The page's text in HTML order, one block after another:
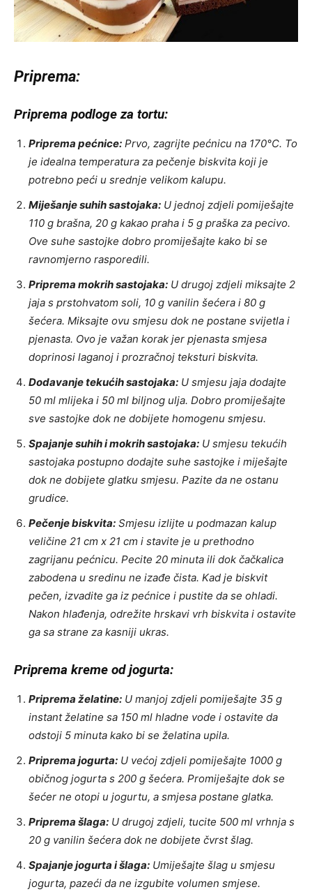
Priprema:
Priprema podloge za tortu:
Priprema pećnice: Prvo, zagrijte pećnicu na 170°C. To
je idealna temperatura za pečenje biskvita koji je
potrebno peći u srednje velikom kalupu.
Miješanje suhih sastojaka: U jednoj zdjeli pomiješajte
110 g brašna, 20 g kakao praha i 5 g praška za pecivo.
Ove suhe sastojke dobro promiješajte kako bi se
ravnomjerno rasporedili.
Priprema mokrih sastojaka: U drugoj zdjeli miksajte 2
jaja s prstohvatom soli, 10 g vanilin šećera i 80 g
šećera. Miksajte ovu smjesu dok ne postane svijetla i
pjenasta. Ovo je važan korak jer pjenasta smjesa
doprinosi laganoj i prozračnoj teksturi biskvita.
Dodavanje tekućih sastojaka: U smjesu jaja dodajte
50 ml mlijeka i 50 ml biljnog ulja. Dobro promiješajte
sve sastojke dok ne dobijete homogenu smjesu.
Spajanje suhih i mokrih sastojaka: U smjesu tekućih
sastojaka postupno dodajte suhe sastojke i miješajte
dok ne dobijete glatku smjesu. Pazite da ne ostanu
grudice.
Pečenje biskvita: Smjesu izlijte u podmazan kalup
veličine 21 cm x 21 cm i stavite je u prethodno
zagrijanu pećnicu. Pecite 20 minuta ili dok čačkalica
zabodena u sredinu ne izađe čista. Kad je biskvit
pečen, izvadite ga iz pećnice i pustite da se ohladi.
Nakon hlađenja, odrežite hrskavi vrh biskvita i ostavite
ga sa strane za kasniji ukras.
Priprema kreme od jogurta:
Priprema želatine: U manjoj zdjeli pomiješajte 35 g
instant želatine sa 150 ml hladne vode i ostavite da
odstoji 5 minuta kako bi se želatina upila.
Priprema jogurta: U većoj zdjeli pomiješajte 1000 g
običnog jogurta s 200 g šećera. Promiješajte dok se
šećer ne otopi u jogurtu, a smjesa postane glatka.
Priprema šlaga: U drugoj zdjeli, tucite 500 ml vrhnja s
20 g vanilin šećera dok ne dobijete čvrst šlag.
Spajanje jogurta i šlaga: Umiješajte šlag u smjesu
jogurta, pazeći da ne izgubite volumen smjese.